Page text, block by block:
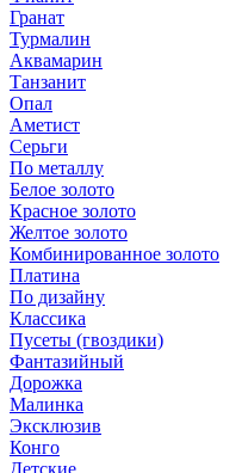
Гранат
Турмалин
Аквамарин
Танзанит
Опал
Аметист
Серьги
По металлу
Белое золото
Красное золото
Желтое золото
Комбинированное золото
Платина
По дизайну
Классика
Пусеты (гвоздики)
Фантазийный
Дорожка
Малинка
Эксклюзив
Конго
Детские